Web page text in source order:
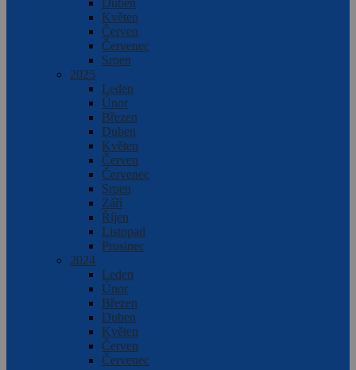
Duben
Květen
Červen
Červenec
Srpen
2025
Leden
Únor
Březen
Duben
Květen
Červen
Červenec
Srpen
Září
Říjen
Listopad
Prosinec
2024
Leden
Únor
Březen
Duben
Květen
Červen
Červenec